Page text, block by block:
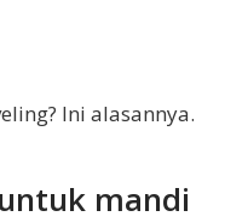
Ini alasannya.
mandi